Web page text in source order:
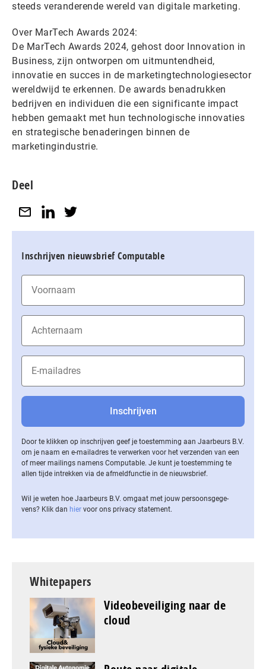
steeds veranderende wereld van digitale marketing.
Over MarTech Awards 2024:
De MarTech Awards 2024, gehost door Innovation in
Business, zijn ontworpen om uitmuntendheid,
innovatie en succes in de marketingtechnologiesector
wereldwijd te erkennen. De awards benadrukken
bedrijven en individuen die een significante impact
hebben gemaakt met hun technologische innovaties
en strategische benaderingen binnen de
marketingindustrie.
Deel
Inschrijven nieuwsbrief Computable
Door te klikken op inschrijven geef je toestemming aan Jaarbeurs B.V.
om je naam en e-mailadres te verwerken voor het verzenden van een
of meer mailings namens Computable. Je kunt je toestemming te
allen tijde intrekken via de af­meld­func­tie in de nieuwsbrief.
Wil je weten hoe Jaarbeurs B.V. omgaat met jouw per­soons­ge­ge­
vens? Klik dan hier voor ons privacy statement.
Whitepapers
Videobeveiliging naar de
cloud